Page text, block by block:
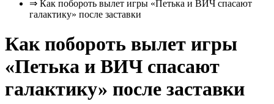
⇒ Как побороть вылет игры «Петька и ВИЧ спасают
галактику» после заставки
Как побороть вылет игры
«Петька и ВИЧ спасают
галактику» после заставки